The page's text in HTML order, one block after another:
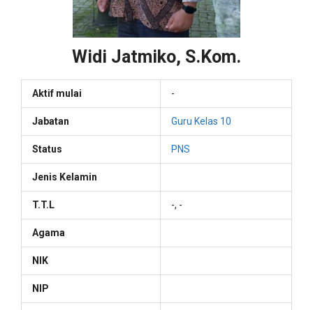
Widi Jatmiko, S.Kom.
Aktif mulai -
Jabatan Guru Kelas 10
Status PNS
Jenis Kelamin
T.T.L -, -
Agama
NIK
NIP